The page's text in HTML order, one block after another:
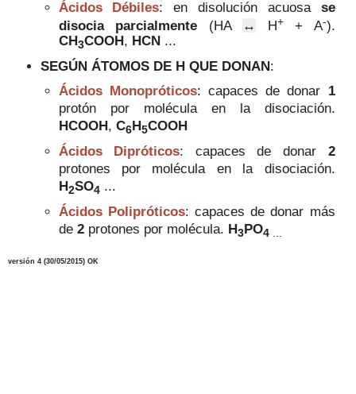
Ácidos Débiles: en disolución acuosa se
disocia parcialmente (HA ↔ H++ A-).
CH3COOH, HCN ...
SEGÚN ÁTOMOS DE H QUE DONAN:
Ácidos Monopróticos: capaces de donar 1
protón por molécula en la disociación.
HCOOH, C6H5COOH
Ácidos Dipróticos: capaces de donar 2
protones por molécula en la disociación.
H2SO4 ...
Ácidos Polipróticos: capaces de donar más
de 2 protones por molécula. H3 PO4 ...
versión 4 (30/05/2015) OK